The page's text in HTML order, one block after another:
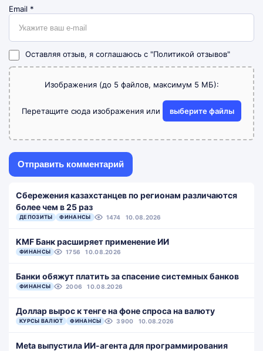
Email *
Оставляя отзыв, я соглашаюсь с "Политикой отзывов"
Изображения (до 5 файлов, максимум 5 МБ):
Перетащите сюда изображения или выберите файлы
Сбережения казахстанцев по регионам различаются
более чем в 25 раз
ДЕПОЗИТЫ ФИНАНСЫ 1474 10.08.2026
KMF Банк расширяет применение ИИ
ФИНАНСЫ 1756 10.08.2026
Банки обяжут платить за спасение системных банков
ФИНАНСЫ 2006 10.08.2026
Доллар вырос к тенге на фоне спроса на валюту
КУРСЫ ВАЛЮТ ФИНАНСЫ 3900 10.08.2026
Meta выпустила ИИ-агента для программирования